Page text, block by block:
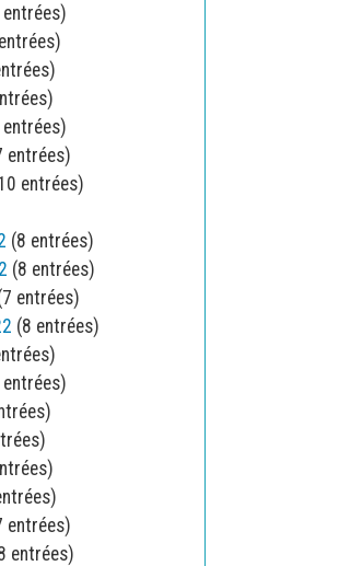
entrées)
entrées)
entrées)
(8 entrées)
(8 entrées)
entrées)
(8 entrées)
entrées)
entrées)
entrées)